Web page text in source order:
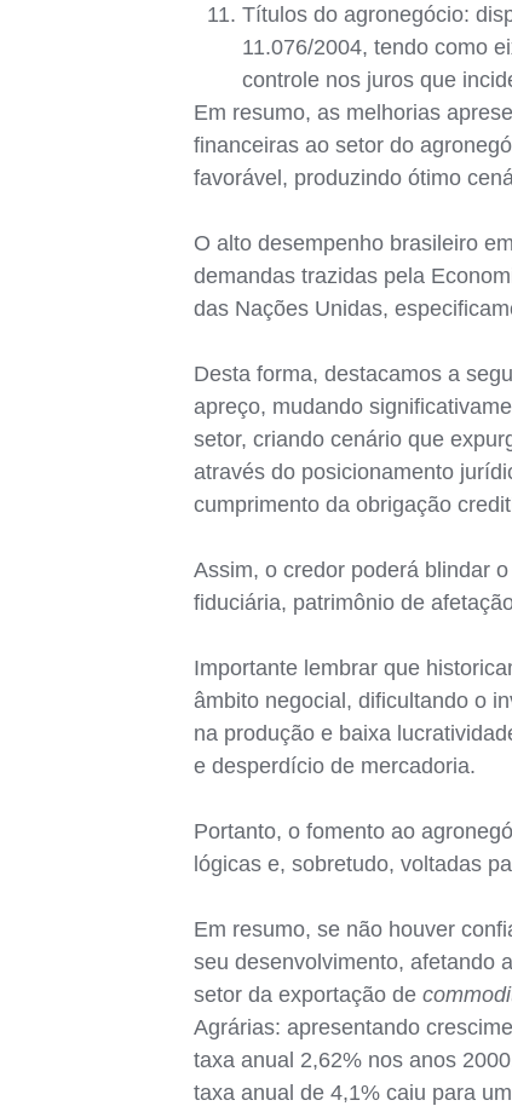
Títulos do agronegócio:
11.076/2004, tendo como
controle nos juros que
Em resumo, as melhorias
financeiras ao setor do
favorável, produzindo ótimo
O alto desempenho brasileiro
demandas trazidas pela
das Nações Unidas,
Desta forma, destacamos a
apreço, mudando
setor, criando cenário que
através do posicionamento
cumprimento da obrigação
Assim, o credor poderá blindar
fiduciária, patrimônio de
Importante lembrar que
âmbito negocial, dificultando o
na produção e baixa
e desperdício de mercadoria.
Portanto, o fomento ao
lógicas e, sobretudo, voltadas
Em resumo, se não houver
seu desenvolvimento, afetando
setor da exportação de
Agrárias: apresentando
taxa anual 2,62% nos anos
taxa anual de 4,1% caiu para